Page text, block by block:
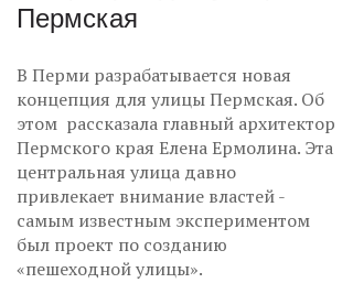
Пермская
В Перми разрабатывается новая
концепция для улицы Пермская. Об
этом рассказала главный архитектор
Пермского края Елена Ермолина. Эта
центральная улица давно
привлекает внимание властей -
самым известным экспериментом
был проект по созданию
«пешеходной улицы».